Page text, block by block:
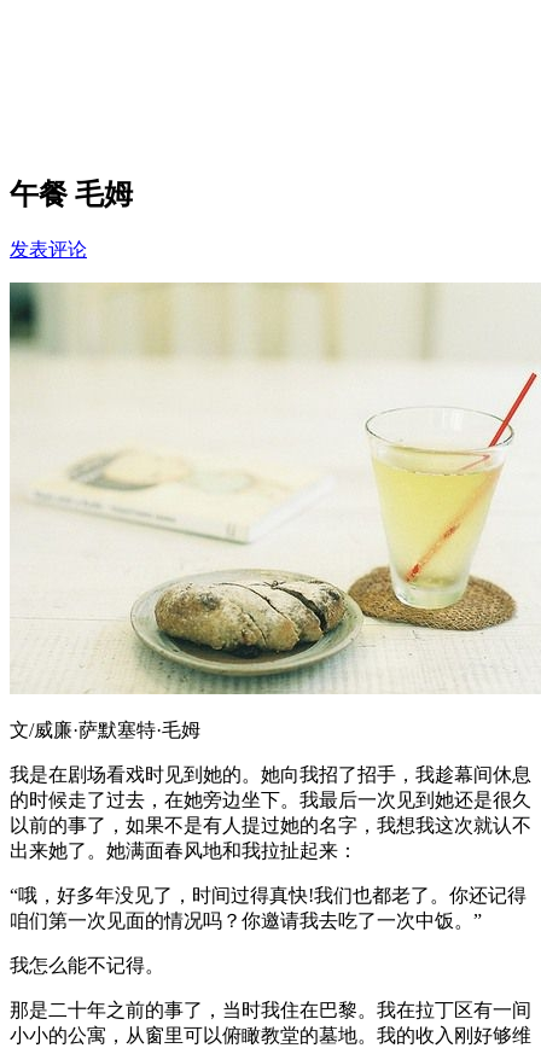
午餐 毛姆
发表评论
文/威廉·萨默塞特·毛姆
我是在剧场看戏时见到她的。她向我招了招手，我趁幕间休息
的时候走了过去，在她旁边坐下。我最后一次见到她还是很久
以前的事了，如果不是有人提过她的名字，我想我这次就认不
出来她了。她满面春风地和我拉扯起来：
“哦，好多年没见了，时间过得真快!我们也都老了。你还记得
咱们第一次见面的情况吗？你邀请我去吃了一次中饭。”
我怎么能不记得。
那是二十年之前的事了，当时我住在巴黎。我在拉丁区有一间
小小的公寓，从窗里可以俯瞰教堂的墓地。我的收入刚好够维